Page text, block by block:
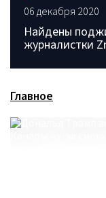
06 декабря 2020
Найдены
журналистки
Главное